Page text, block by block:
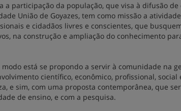
a participação da população, que visa à difusão
União de Goyazes, tem como missão a
e cidadãos livres e conscientes, que
na construção e ampliação do conhecimento
modo está se propondo a servir à comunidade na
científico, econômico, profissional,
e sim, com uma proposta contemporânea, que
de ensino, e com a pesquisa.